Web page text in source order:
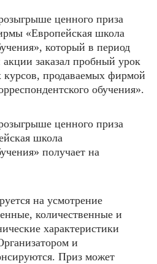
ценного приза
«Европейская школа
который в период
заказал пробный урок
курсов, продаваемых фирмой
обучения».
ценного приза
школа
получает на
на усмотрение
количественные и
характеристики
и
Приз может